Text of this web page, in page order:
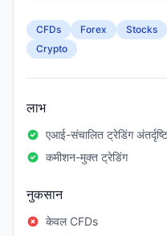
CFDs Forex Stocks
Crypto
लाभ
एआई-संचालित ट्रेडिंग अंतर्दृष्टि
कमीशन-मुक्त ट्रेडिंग
नुकसान
केवल CFDs